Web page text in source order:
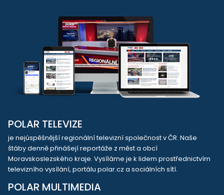
POLAR TELEVIZE
je nejúspěšnější regionální televizní společnost v ČR. Naše
štáby denně přinášejí reportáže z měst a obcí
Moravskoslezského kraje. Vysíláme je k lidem prostřednictvím
televizního vysílání, portálu polar.cz a sociálních sítí.
POLAR MULTIMEDIA